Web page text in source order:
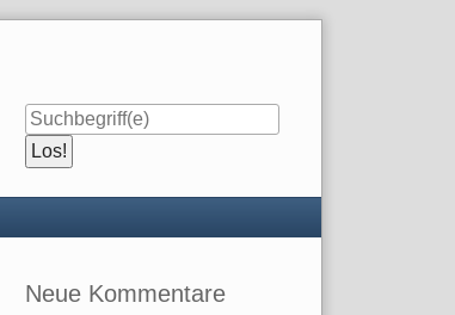
Seitenleiste
Neue Kommentare